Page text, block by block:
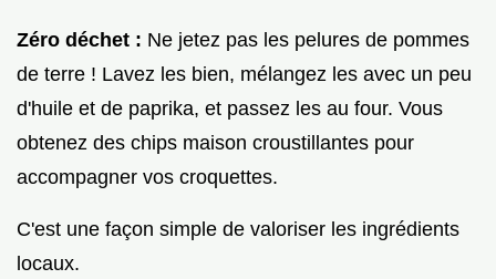
Zéro déchet : Ne jetez pas les pelures de pommes
de terre ! Lavez les bien, mélangez les avec un peu
d'huile et de paprika, et passez les au four. Vous
obtenez des chips maison croustillantes pour
accompagner vos croquettes.
C'est une façon simple de valoriser les ingrédients
locaux.